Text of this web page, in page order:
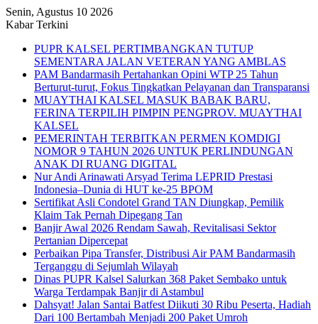
Senin, Agustus 10 2026
Kabar Terkini
PUPR KALSEL PERTIMBANGKAN TUTUP
SEMENTARA JALAN VETERAN YANG AMBLAS
PAM Bandarmasih Pertahankan Opini WTP 25 Tahun
Berturut-turut, Fokus Tingkatkan Pelayanan dan Transparansi
MUAYTHAI KALSEL MASUK BABAK BARU,
FERINA TERPILIH PIMPIN PENGPROV. MUAYTHAI
KALSEL
PEMERINTAH TERBITKAN PERMEN KOMDIGI
NOMOR 9 TAHUN 2026 UNTUK PERLINDUNGAN
ANAK DI RUANG DIGITAL
Nur Andi Arinawati Arsyad Terima LEPRID Prestasi
Indonesia–Dunia di HUT ke-25 BPOM
Sertifikat Asli Condotel Grand TAN Diungkap, Pemilik
Klaim Tak Pernah Dipegang Tan
Banjir Awal 2026 Rendam Sawah, Revitalisasi Sektor
Pertanian Dipercepat
Perbaikan Pipa Transfer, Distribusi Air PAM Bandarmasih
Terganggu di Sejumlah Wilayah
Dinas PUPR Kalsel Salurkan 368 Paket Sembako untuk
Warga Terdampak Banjir di Astambul
Dahsyat! Jalan Santai Batfest Diikuti 30 Ribu Peserta, Hadiah
Dari 100 Bertambah Menjadi 200 Paket Umroh